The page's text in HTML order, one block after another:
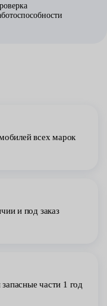
всех марок
и под заказ
части 1 год